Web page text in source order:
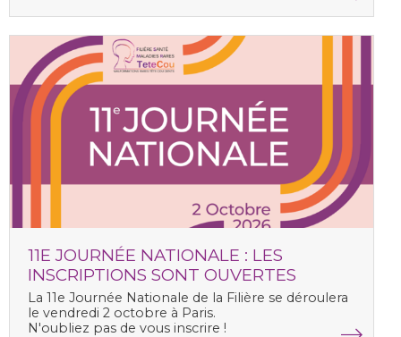
11E JOURNÉE NATIONALE : LES
INSCRIPTIONS SONT OUVERTES
La 11e Journée Nationale de la Filière se déroulera
le vendredi 2 octobre à Paris.
N'oubliez pas de vous inscrire !